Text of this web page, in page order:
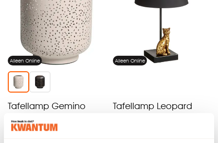
Alleen Online
Tafellamp Gemino
Alleen Online
Tafellamp Leopard